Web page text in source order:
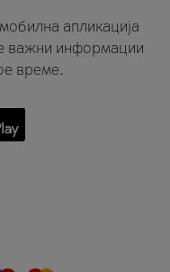
апликација
важни информации
време.